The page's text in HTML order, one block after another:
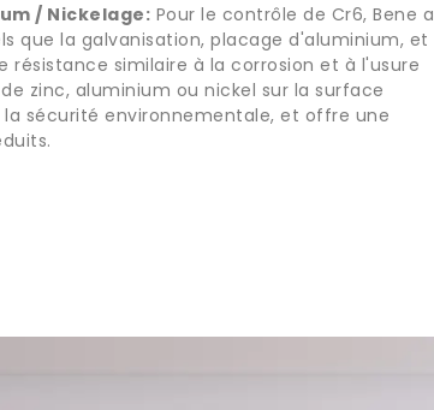
/ Nickelage: Pour le contrôle de Cr6, Bene a
que la galvanisation, placage d'aluminium, et
similaire à la corrosion et à l'usure
zinc, aluminium ou nickel sur la surface
sécurité environnementale, et offre une